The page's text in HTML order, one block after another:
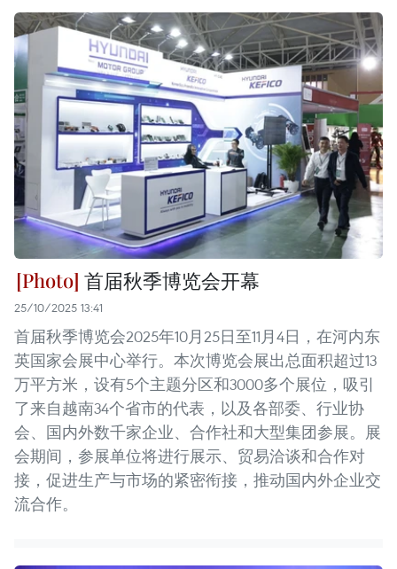
首届秋季博览会开幕
25/10/2025 13:41
首届秋季博览会2025年10月25日至11月4日，在河内东
英国家会展中心举行。本次博览会展出总面积超过13
万平方米，设有5个主题分区和3000多个展位，吸引
了来自越南34个省市的代表，以及各部委、行业协
会、国内外数千家企业、合作社和大型集团参展。展
会期间，参展单位将进行展示、贸易洽谈和合作对
接，促进生产与市场的紧密衔接，推动国内外企业交
流合作。